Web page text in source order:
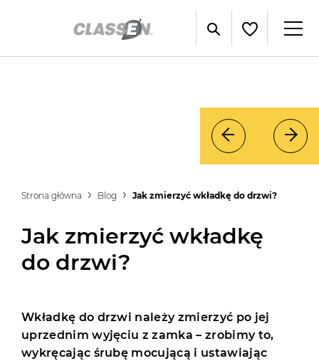
Strona główna Blog Jak zmierzyć wkładkę do drzwi?
Jak zmierzyć wkładkę
do drzwi?
Wkładkę do drzwi należy zmierzyć po jej
uprzednim wyjęciu z zamka – zrobimy to,
wykręcając śrubę mocującą i ustawiając